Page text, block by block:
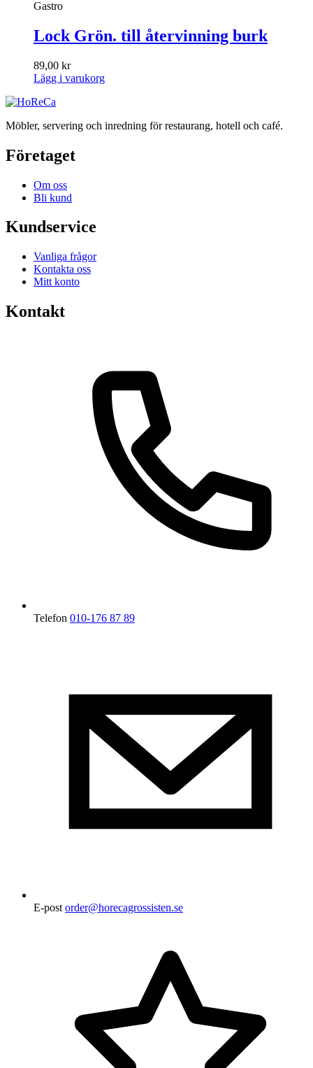
Gastro
Lock Grön. till återvinning burk
89,00 kr
Lägg i varukorg
Möbler, servering och inredning för restaurang, hotell och café.
Företaget
Om oss
Bli kund
Kundservice
Vanliga frågor
Kontakta oss
Mitt konto
Kontakt
Telefon 010-176 87 89
E-post order@horecagrossisten.se